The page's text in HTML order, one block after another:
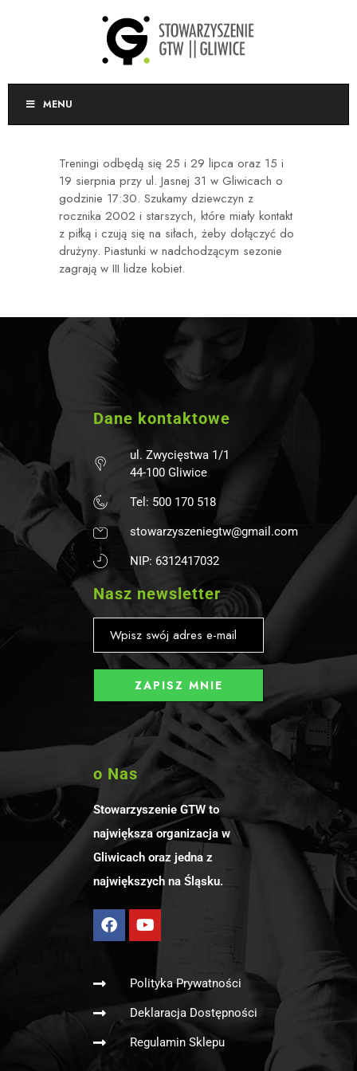
MENU
Treningi odbędą się 25 i 29 lipca oraz 15 i
19 sierpnia przy ul. Jasnej 31 w Gliwicach o
godzinie 17:30. Szukamy dziewczyn z
rocznika 2002 i starszych, które miały kontakt
z piłką i czują się na siłach, żeby dołączyć do
drużyny. Piastunki w nadchodzącym sezonie
zagrają w III lidze kobiet.
o Nas
Stowarzyszenie GTW to
największa organizacja w
Gliwicach oraz jedna z
największych na Śląsku.
Polityka Prywatności
Deklaracja Dostępności
Regulamin Sklepu
Dane kontaktowe
ul. Zwycięstwa 1/1
44-100 Gliwice
Tel: 500 170 518
stowarzyszeniegtw@gmail.com
NIP: 6312417032
Nasz newsletter